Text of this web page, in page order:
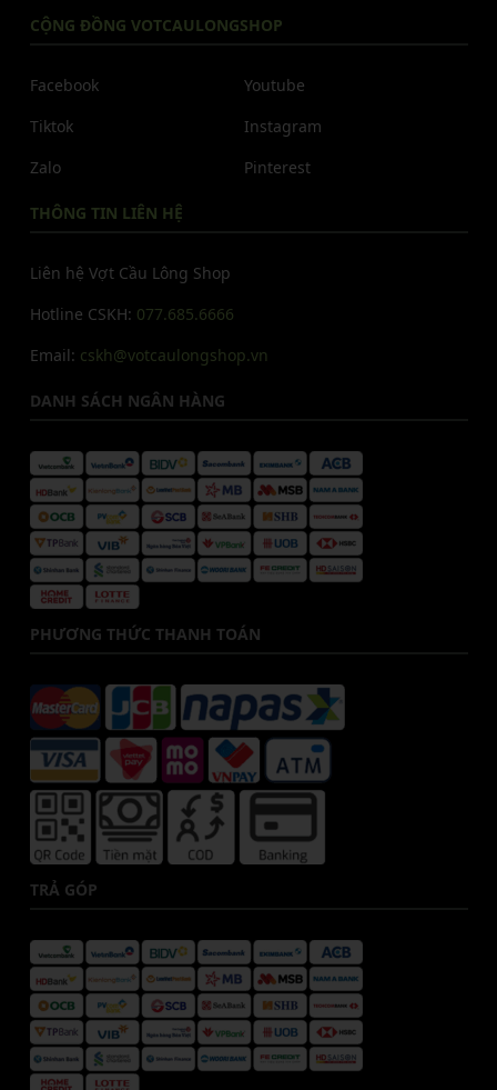
CỘNG ĐỒNG VOTCAULONGSHOP
Facebook
Tiktok
Zalo
Youtube
Instagram
Pinterest
THÔNG TIN LIÊN HỆ
Liên hệ Vợt Cầu Lông Shop
Hotline CSKH: 077.685.6666
Email: cskh@votcaulongshop.vn
DANH SÁCH NGÂN HÀNG
PHƯƠNG THỨC THANH TOÁN
TRẢ GÓP